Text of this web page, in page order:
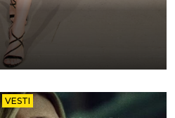
VESTI